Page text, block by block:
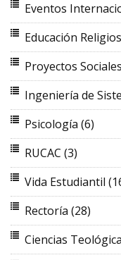
Eventos
Educación
Proyectos Sociales
Ingeniería de
Psicología (6)
RUCAC (3)
Vida Estudiantil
Rectoría (28)
Ciencias